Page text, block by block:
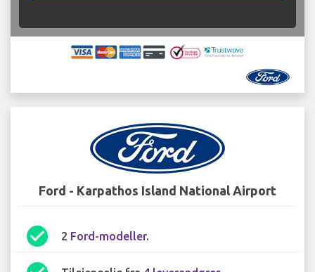
Ford - Karpathos Island National Airport
check_circle 2 Ford-modeller.